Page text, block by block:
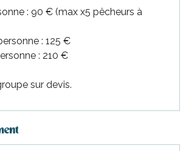
: 90 € (max x5 pêcheurs à
: 125 €
: 210 €
sur devis.